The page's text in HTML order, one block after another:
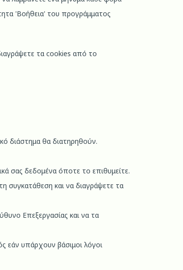
'Βοήθεια' του προγράμματος
τα cookies από το
διάστημα θα διατηρηθούν.
σας δεδομένα όποτε το επιθυμείτε.
συγκατάθεση και να διαγράψετε τα
Επεξεργασίας και να τα
εάν υπάρχουν βάσιμοι λόγοι